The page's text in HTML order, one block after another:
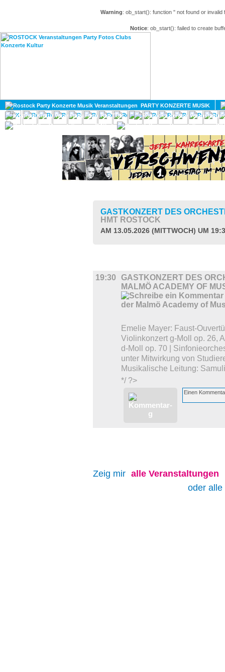
Warning: ob_start(): function '' not found or
Notice: ob_start(): failed to create
PARTY KONZERTE MUSIK
KULTUR
GAY
GASTKONZERT DES
HMT ROSTOCK
AM 13.05.2026 (MITTWOCH) UM
19:30
GASTKONZERT DES
MALMÖ ACADEMY OF
Emelie Mayer: Faust-
Violinkonzert g-Moll op. 26,
d-Moll op. 70 |
unter Mitwirkung von
Musikalische Leitung:
*/ ?>
Zeig mir alle Veranstaltungen
oder alle